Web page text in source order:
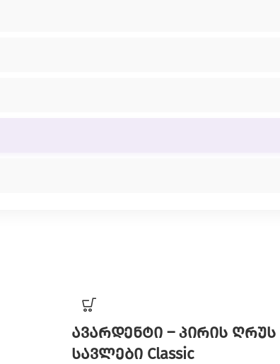
ავარდენტი – პირის ღრუს
სავლები Classic